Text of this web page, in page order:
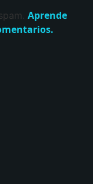
Aprende